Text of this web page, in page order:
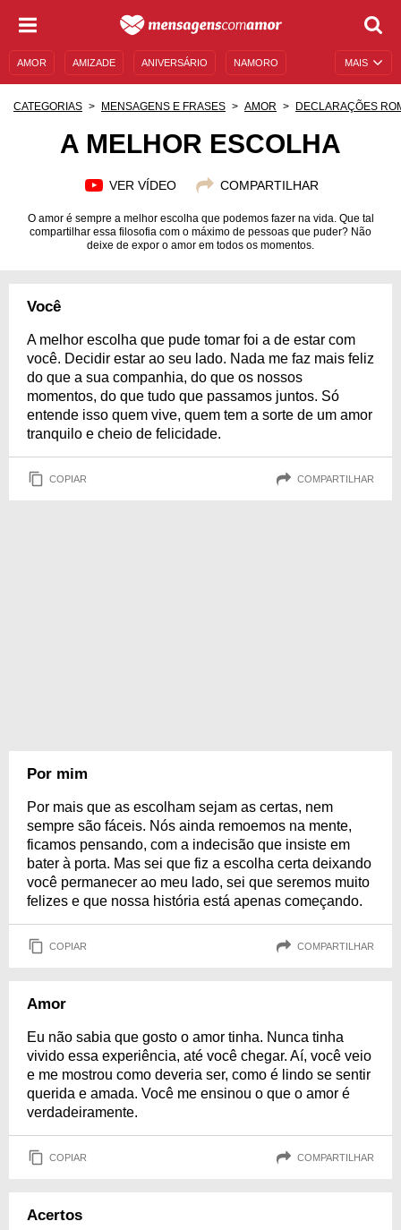
MAIS
AMOR AMIZADE ANIVERSÁRIO NAMORO
CATEGORIAS MENSAGENS E FRASES AMOR DECLARAÇÕES
A MELHOR ESCOLHA
VER VÍDEO COMPARTILHAR
O amor é sempre a melhor escolha que podemos fazer na vida. Que tal
compartilhar essa filosofia com o máximo de pessoas que puder? Não
deixe de expor o amor em todos os momentos.
Você
A melhor escolha que pude tomar foi a de estar com
você. Decidir estar ao seu lado. Nada me faz mais feliz
do que a sua companhia, do que os nossos
momentos, do que tudo que passamos juntos. Só
entende isso quem vive, quem tem a sorte de um amor
tranquilo e cheio de felicidade.
COPIAR COMPARTILHAR
Por mim
Por mais que as escolham sejam as certas, nem
sempre são fáceis. Nós ainda remoemos na mente,
ficamos pensando, com a indecisão que insiste em
bater à porta. Mas sei que fiz a escolha certa deixando
você permanecer ao meu lado, sei que seremos muito
felizes e que nossa história está apenas começando.
COPIAR COMPARTILHAR
Amor
Eu não sabia que gosto o amor tinha. Nunca tinha
vivido essa experiência, até você chegar. Aí, você veio
e me mostrou como deveria ser, como é lindo se sentir
querida e amada. Você me ensinou o que o amor é
verdadeiramente.
COPIAR COMPARTILHAR
Acertos